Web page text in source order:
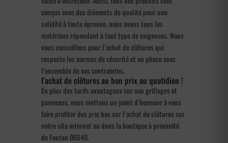
conçus avec des éléments de qualité pour une
solidité à toute épreuve. nous avons tous les
matériaux répondant à tout type de exigences. Nous
vous conseillons pour l’achat de clôtures qui
respecte les normes de sécurité et en phase avec
l’ensemble de vos contraintes.
l’achat de clôtures au bon prix au quotidien !
En plus des tarifs avantageux sur nos grillages et
panneaux, nous mettons un point d’honneur à vous
faire profiter des prix bas sur l’achat de clôtures sur
notre site internet ou dans la boutique à proximité
de Fontan 06540.